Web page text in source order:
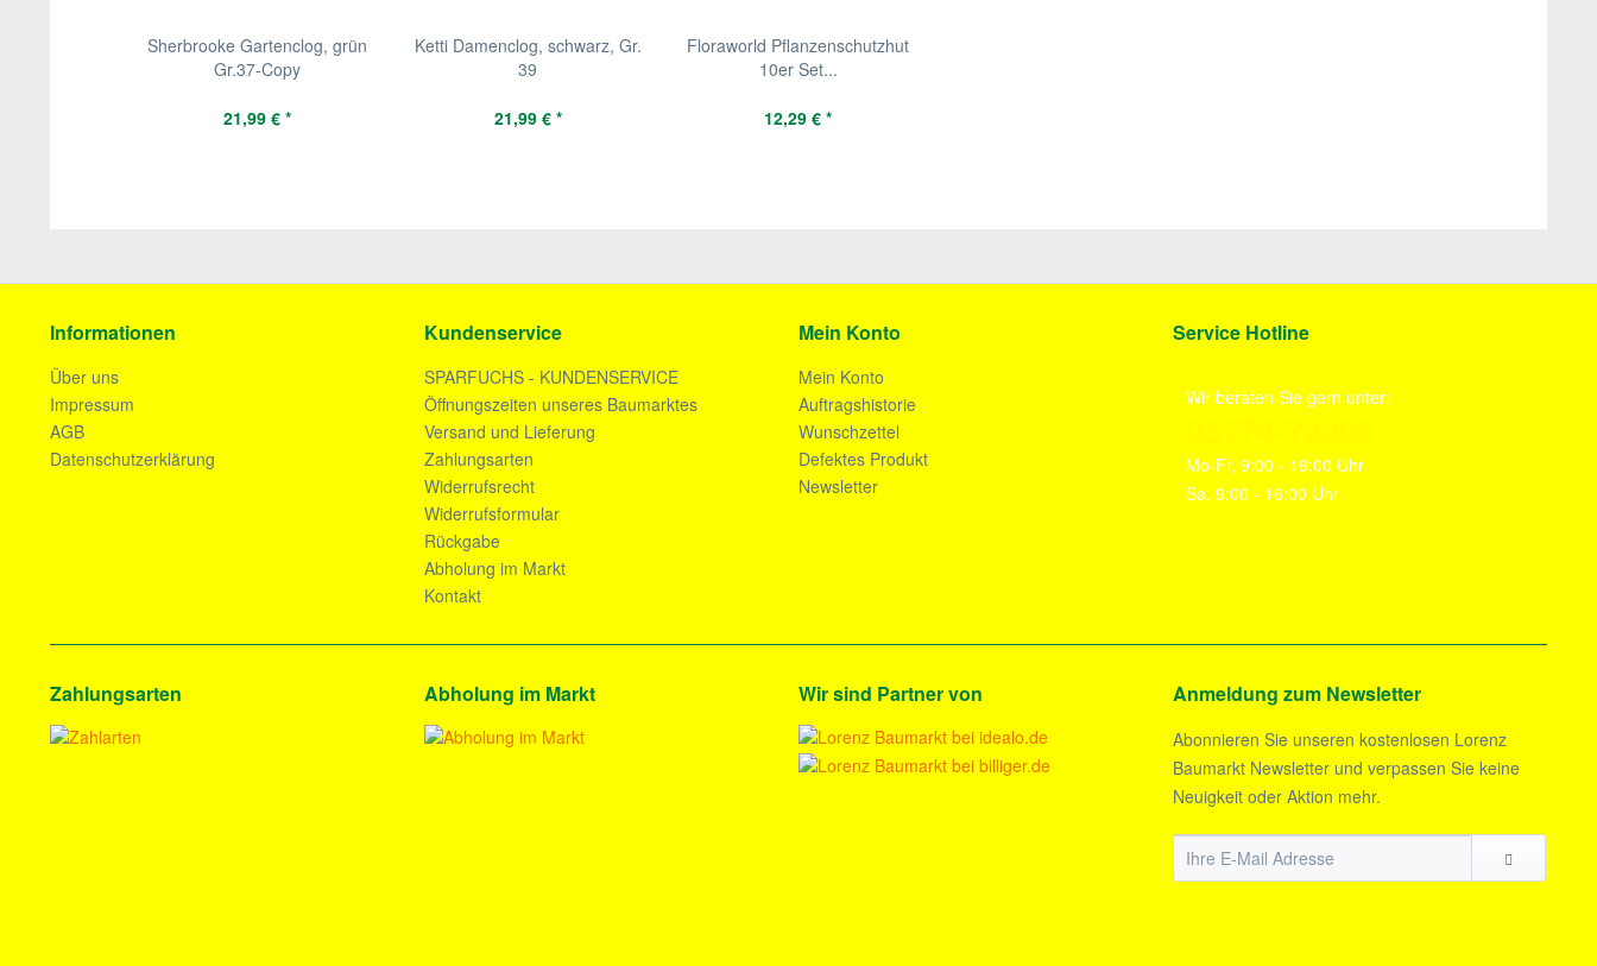
Sherbrooke Gartenclog, grün
Gr.37-Copy
21,99 € *
Ketti Damenclog, schwarz, Gr.
39
21,99 € *
Floraworld Pflanzenschutzhut
10er Set...
12,29 € *
Informationen
Über uns
Impressum
AGB
Datenschutzerklärung
Kundenservice
SPARFUCHS - KUNDENSERVICE
Öffnungszeiten unseres Baumarktes
Versand und Lieferung
Zahlungsarten
Widerrufsrecht
Widerrufsformular
Rückgabe
Abholung im Markt
Kontakt
Mein Konto
Mein Konto
Auftragshistorie
Wunschzettel
Defektes Produkt
Newsletter
Service Hotline
Wir beraten Sie gern unter:
Mo-Fr, 9:00 - 19:00 Uhr
Sa. 9:00 - 16:00 Uhr
Zahlungsarten Abholung im Markt Wir sind Partner von Anmeldung zum Newsletter
Abonnieren Sie unseren kostenlosen Lorenz
Baumarkt Newsletter und verpassen Sie keine
Neuigkeit oder Aktion mehr.